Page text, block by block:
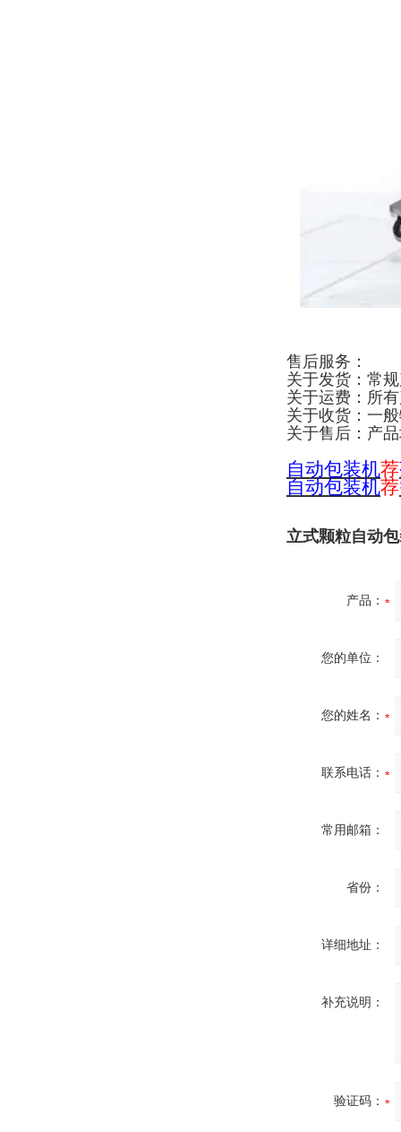
售后服务：
关于发货：常
关于运费：所
关于收货：一
关于售后：产
自动包装机荐
自动包装机荐
立式颗粒自动
产品：
您的单位：
您的姓名：
联系电话：
常用邮箱：
省份：
详细地址：
补充说明：
验证码：